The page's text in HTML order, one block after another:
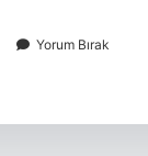
Yorum Bırak